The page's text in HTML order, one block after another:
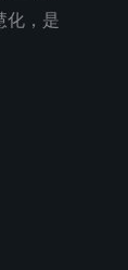
化，是